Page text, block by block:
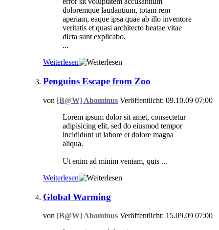
doloremque laudantium, totam rem
aperiam, eaque ipsa quae ab illo inventore
veritatis et quasi architecto beatae vitae
dicta sunt explicabo.
...
Weiterlesen
Penguins Escape from Zoo
von [B@W] Abominus Veröffentlicht: 09.10.09 07:00
Lorem ipsum dolor sit amet, consectetur
adipisicing elit, sed do eiusmod tempor
incididunt ut labore et dolore magna
aliqua.
Ut enim ad minim veniam, quis ...
Weiterlesen
Global Warming
von [B@W] Abominus Veröffentlicht: 15.09.09 07:00